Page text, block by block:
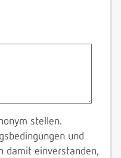
stellen.
und
damit einverstanden,